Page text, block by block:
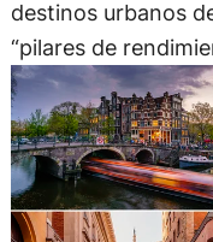
destinos urbanos
“pilares de